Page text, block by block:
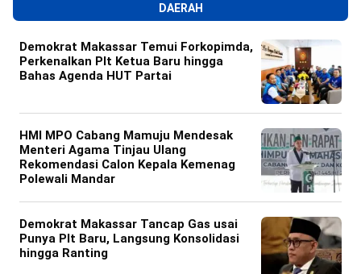
DAERAH
Demokrat Makassar Temui Forkopimda,
Perkenalkan Plt Ketua Baru hingga
Bahas Agenda HUT Partai
HMI MPO Cabang Mamuju Mendesak
Menteri Agama Tinjau Ulang
Rekomendasi Calon Kepala Kemenag
Polewali Mandar
Demokrat Makassar Tancap Gas usai
Punya Plt Baru, Langsung Konsolidasi
hingga Ranting